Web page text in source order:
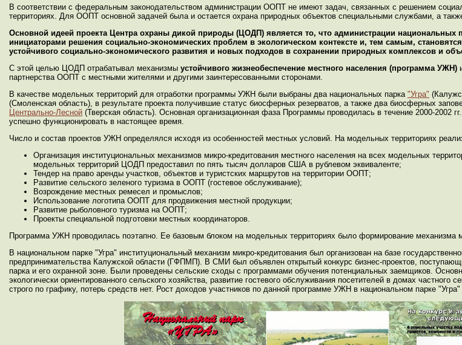
В соответствии с федеральным законодательством администрации ООПТ не имеют задач, связанных с решением
территориях. Для ООПТ основной задачей была и остается охрана природных объектов специальными службами, а
Основной идеей проекта Центра охраны дикой природы (ЦОДП) является то, что администрации национальных
инициаторами решения социально-экономических проблем в экологическом контексте и, тем самым,
устойчивого социально-экономического развития и новых подходов в сохранении природных комплексов и
С этой целью ЦОДП отрабатывал механизмы устойчивого жизнеобеспечение местного населения (программа УЖН)
партнерства ООПТ с местными жителями и другими заинтересованными сторонами.
В качестве модельных территорий для отработки программы УЖН были выбраны два национальных парка "Угра"
(Смоленская область), в результате проекта получившие статус биосферных резерватов, а также два биосферных
Центрально-Лесной (Тверская область). Основная организационная фаза Программы проводилась в течение 2000-
успешно функционировать в настоящее время.
Число и состав проектов УЖН определялся исходя из особенностей местных условий. На модельных территориях
Организация институциональных механизмов микро-кредитования местного населения на всех модельных
модельных территорий ЦОДП предоставил по пять тысяч долларов США в рублевом эквиваленте;
Тендер на право аренды участков, объектов и туристских маршрутов на территории ООПТ;
Развитие сельского зеленого туризма в ООПТ (гостевое обслуживание);
Возрождение местных ремесел и промыслов;
Использование логотипа ООПТ для продвижения местной продукции;
Развитие рыболовного туризма на ООПТ;
Проекты специальной подготовки местных координаторов.
Программа УЖН проводилась поэтапно. Ее базовым блоком на модельных территориях было формирование механизма
В национальном парке "Угра" институциональный механизм микро-кредитования был организован на базе
предпринимательства Калужской области (ГФПМП). В СМИ был объявлен открытый конкурс бизнес-проектов,
парка и его охранной зоне. Были проведены сельские сходы с программами обучения потенциальных заемщиков.
экологически ориентированного сельского хозяйства, развитие гостевого обслуживания посетителей в домах частного
строго по графику, потерь средств нет. Рост доходов участников по данной программе УЖН в национальном парке